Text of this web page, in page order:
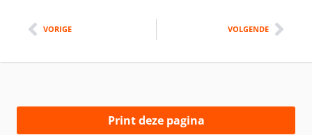
VOLGENDE
VORIGE
Print deze pagina